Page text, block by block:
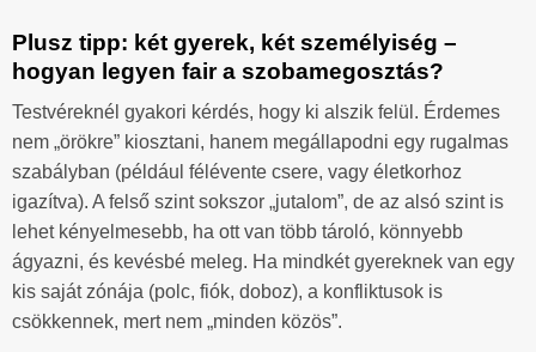
Plusz tipp: két gyerek, két személyiség –
hogyan legyen fair a szobamegosztás?
Testvéreknél gyakori kérdés, hogy ki alszik felül. Érdemes
nem „örökre” kiosztani, hanem megállapodni egy rugalmas
szabályban (például félévente csere, vagy életkorhoz
igazítva). A felső szint sokszor „jutalom”, de az alsó szint is
lehet kényelmesebb, ha ott van több tároló, könnyebb
ágyazni, és kevésbé meleg. Ha mindkét gyereknek van egy
kis saját zónája (polc, fiók, doboz), a konfliktusok is
csökkennek, mert nem „minden közös”.